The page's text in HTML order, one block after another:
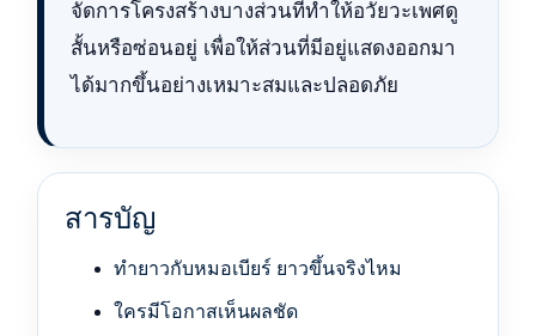
จัดการโครงสร้างบางส่วนที่ทำให้อวัยวะเพศดู
สั้นหรือซ่อนอยู่ เพื่อให้ส่วนที่มีอยู่แสดงออกมา
ได้มากขึ้นอย่างเหมาะสมและปลอดภัย
สารบัญ
ทำยาวกับหมอเบียร์ ยาวขึ้นจริงไหม
ใครมีโอกาสเห็นผลชัด